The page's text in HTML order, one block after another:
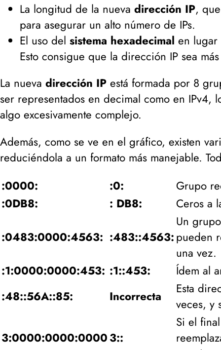
La longitud de la nueva dirección IP,
para asegurar un alto número de IPs.
El uso del sistema hexadecimal en lugar
Esto consigue que la dirección IP sea
La nueva dirección IP está formada por 8
ser representados en decimal como en
algo excesivamente complejo.
Además, como se ve en el gráfico, existen
reduciéndola a un formato más manejable.
:0000:
:0:
Grupo
:0DB8:
: DB8: Ceros a
:0483:0000:4563: :483::4563:
Un
pueden
una vez.
:1:0000:0000:453: :1::453:
Ídem al
:48::56A::85:
Incorrecta
Esta
veces, y
3:0000:0000:00003::
Si el